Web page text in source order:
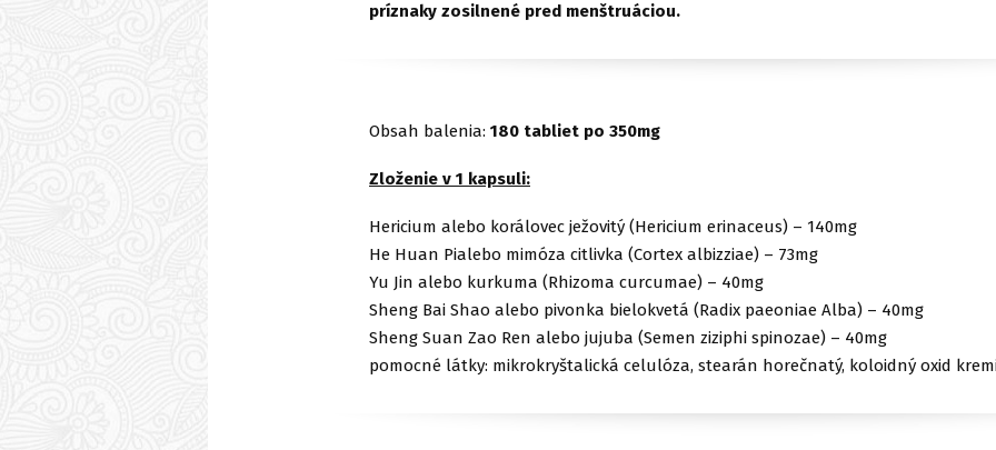
príznaky zosilnené pred menštruáciou.
Obsah balenia: 180 tabliet po 350mg
Zloženie v 1 kapsuli:
Hericium alebo korálovec ježovitý (Hericium erinaceus) – 140mg
He Huan Pialebo mimóza citlivka (Cortex albizziae) – 73mg
Yu Jin alebo kurkuma (Rhizoma curcumae) – 40mg
Sheng Bai Shao alebo pivonka bielokvetá (Radix paeoniae Alba) – 40mg
Sheng Suan Zao Ren alebo jujuba (Semen ziziphi spinozae) – 40mg
pomocné látky: mikrokryštalická celulóza, stearán horečnatý, koloidný oxid